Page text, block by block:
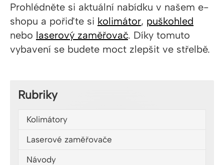
Prohlédněte si aktuální nabídku v našem e-
shopu a pořiďte si kolimátor, puškohled
nebo laserový zaměřovač. Díky tomuto
vybavení se budete moct zlepšit ve střelbě.
Rubriky
Kolimátory
Laserové zaměřovače
Návody